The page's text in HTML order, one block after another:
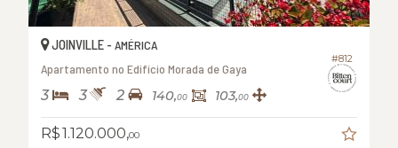
#812
JOINVILLE - AMÉRICA
Apartamento no Edifício Morada de Gaya
3 3 2 140,00 103,00
R$ 1.120.000,00